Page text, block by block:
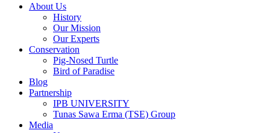
Menu
About Us
History
Our Mission
Our Experts
Conservation
Pig-Nosed Turtle
Bird of Paradise
Blog
Partnership
IPB UNIVERSITY
Tunas Sawa Erma (TSE) Group
Media